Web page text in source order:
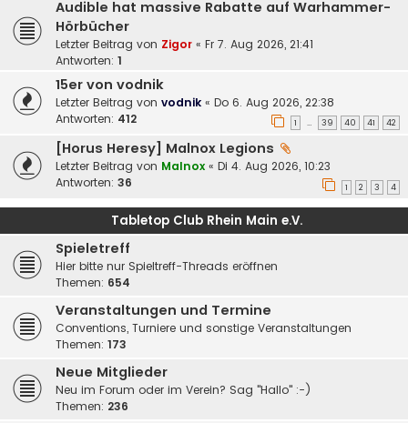
Audible hat massive Rabatte auf Warhammer-
Hörbücher
Letzter Beitrag von Zigor « Fr 7. Aug 2026, 21:41
Antworten: 1
15er von vodnik
Letzter Beitrag von vodnik « Do 6. Aug 2026, 22:38
Antworten: 412 1 … 39 40 41 42
[Horus Heresy] Malnox Legions
Letzter Beitrag von Malnox « Di 4. Aug 2026, 10:23
Antworten: 36 1 2 3 4
Tabletop Club Rhein Main e.V.
Spieletreff
Hier bitte nur Spieltreff-Threads eröffnen
Themen: 654
Veranstaltungen und Termine
Conventions, Turniere und sonstige Veranstaltungen
Themen: 173
Neue Mitglieder
Neu im Forum oder im Verein? Sag "Hallo" :-)
Themen: 236